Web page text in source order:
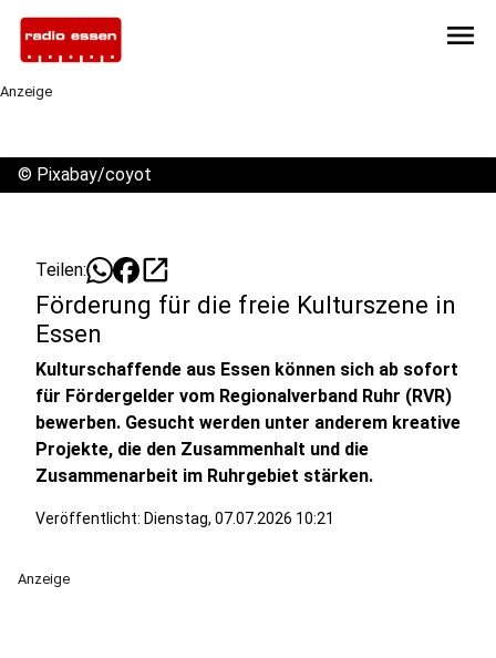
menu
Anzeige
© Pixabay/coyot
Teilen: open_in_new
Förderung für die freie Kulturszene in
Essen
Kulturschaffende aus Essen können sich ab sofort
für Fördergelder vom Regionalverband Ruhr (RVR)
bewerben. Gesucht werden unter anderem kreative
Projekte, die den Zusammenhalt und die
Zusammenarbeit im Ruhrgebiet stärken.
Veröffentlicht: Dienstag, 07.07.2026 10:21
Anzeige